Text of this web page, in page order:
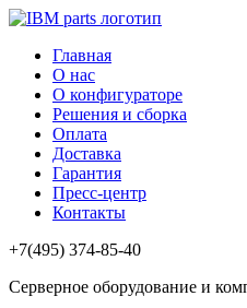
Главная
О нас
О конфигураторе
Решения и сборка
Оплата
Доставка
Гарантия
Пресс-центр
Контакты
+7(495) 374-85-40
Серверное оборудование и